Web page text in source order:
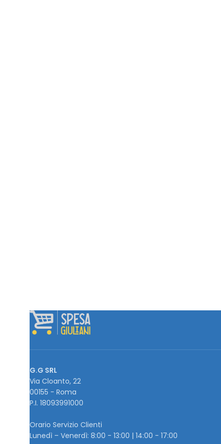
G.G SRL
Via Cloanto, 22
00155 - Roma
P.I. ‭18093991000
Orario Servizio Clienti
Lunedì – Venerdì: 8:00 - 13:00 | 14:00 - 17:00